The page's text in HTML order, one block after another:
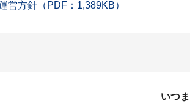
営方針（PDF：1,389KB）
いつ